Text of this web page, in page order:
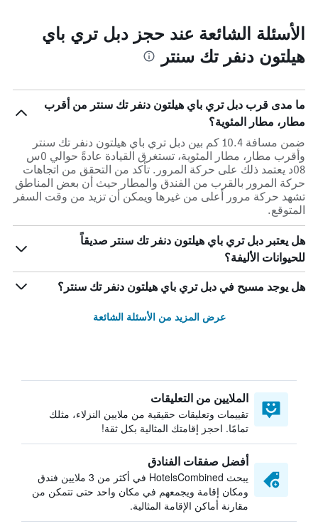
الأسئلة الشائعة عند حجز دبل تري باي
هيلتون دنفر تك سنتر
ما مدى قرب دبل تري باي هيلتون دنفر تك سنتر من أقرب
مطار، مطار المئوية؟
ضمن مسافة 10.4 كم بين دبل تري باي هيلتون دنفر تك سنتر
وأقرب مطار، مطار المئوية، تستغرق القيادة عادةً حوالي 0س
08د يعتمد ذلك على حركة المرور. تأكد من التحقق من اتجاهات
حركة المرور بالقرب من الفندق والمطار حيث أن بعض المناطق
تشهد حركة مرور أعلى من غيرها ويمكن أن تزيد من وقت السفر
المتوقع.
هل يعتبر دبل تري باي هيلتون دنفر تك سنتر صديقاً
للحيوانات الأليفة؟
هل يوجد مسبح في دبل تري باي هيلتون دنفر تك سنتر؟
عرض المزيد من الأسئلة الشائعة
الملايين من التعليقات
تقييمات وتعليقات حقيقية من ملايين النزلاء، مثلك
تمامًا. احجز إقامتك المثالية بكل ثقة!
أفضل صفقات الفنادق
يبحث HotelsCombined في أكثر من 3 ملايين فندق
ومكان إقامة ويجمعهم في مكان واحد حتى تتمكن من
مقارنة أماكن الإقامة المثالية.